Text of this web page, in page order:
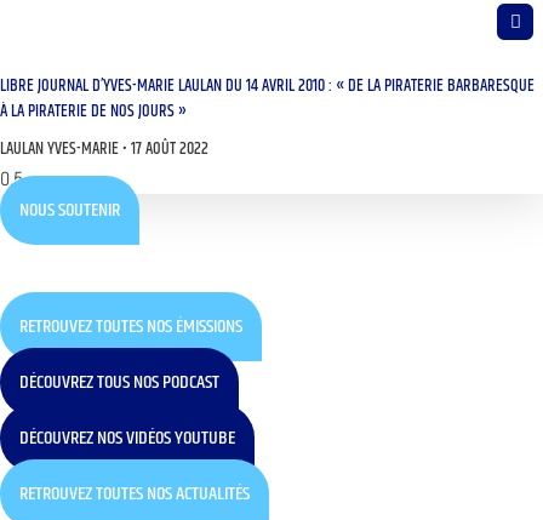
LIBRE JOURNAL D’YVES-MARIE LAULAN DU 14 AVRIL 2010 : « DE LA PIRATERIE BARBARESQUE
À LA PIRATERIE DE NOS JOURS »
LAULAN YVES-MARIE 17 AOÛT 2022
NOUS SOUTENIR
RETROUVEZ TOUTES NOS ÉMISSIONS
DÉCOUVREZ TOUS NOS PODCAST
DÉCOUVREZ NOS VIDÉOS YOUTUBE
RETROUVEZ TOUTES NOS ACTUALITÉS